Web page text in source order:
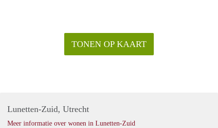
TONEN OP KAART
Lunetten-Zuid, Utrecht
Meer informatie over wonen in Lunetten-Zuid